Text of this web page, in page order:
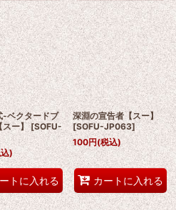
-ベクタードブ
スー】[SOFU-
)
トに入れる
深淵の宣告者【スー】
[SOFU-JP063]
100円(税込)
カートに入れる